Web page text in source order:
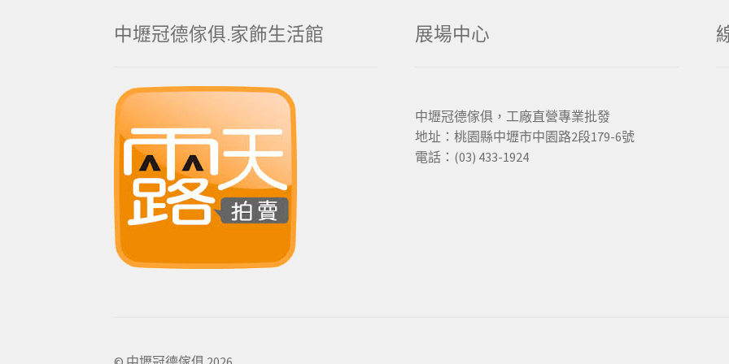
中壢冠德傢俱.家飾生活館 展場中心
中壢冠德傢俱，工廠直營專業批發
地址：桃園縣中壢市中園路2段179-6號
電話：(03) 433-1924